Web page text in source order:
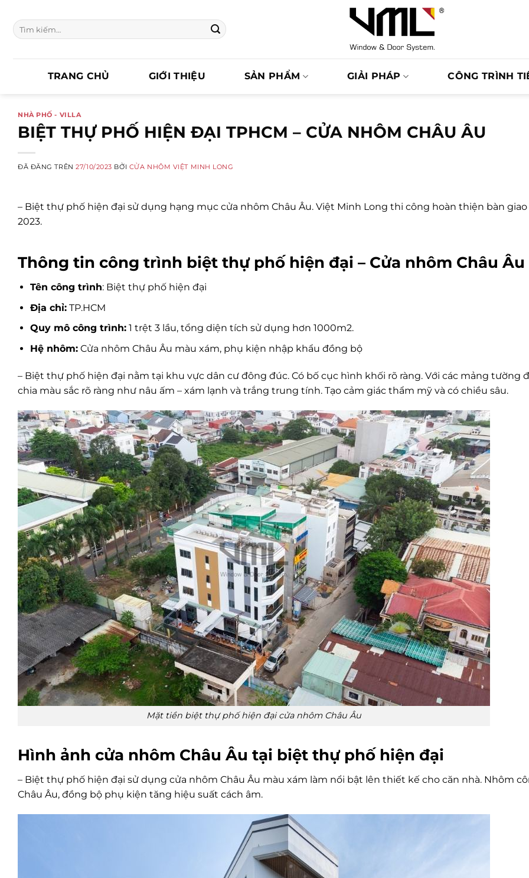
đến
nội
Tìm
kiếm:
TRANG CHỦ GIỚI THIỆU SẢN PHẨM GIẢI PHÁP CÔNG TRÌNH
NHÀ PHỐ - VILLA
BIỆT THỰ PHỐ HIỆN ĐẠI TPHCM – CỬA NHÔM CHÂU ÂU
ĐÃ ĐĂNG TRÊN27/10/2023 BỞI CỬA NHÔM VIỆT MINH LONG
– Biệt thự phố hiện đại sử dụng hạng mục cửa nhôm Châu Âu. Việt Minh Long thi công hoàn thiện bàn
2023.
Thông tin công trình biệt thự phố hiện đại – Cửa nhôm Châu Âu
Tên công trình: Biệt thự phố hiện đại
Địa chỉ:TP.HCM
Quy mô công trình:1 trệt 3 lầu, tổng diện tích sử dụng hơn 1000m2.
Hệ nhôm:Cửa nhôm Châu Âu màu xám, phụ kiện nhập khẩu đồng bộ
– Biệt thự phố hiện đại nằm tại khu vực dân cư đông đúc. Có bố cục hình khối rõ ràng. Với các mảng tường
chia màu sắc rõ ràng như nâu ấm – xám lạnh và trắng trung tính. Tạo cảm giác thẩm mỹ và có chiều sâu.
Mặt tiền biệt thự phố hiện đại cửa nhôm Châu Âu
Hình ảnh cửa nhôm Châu Âu tại biệt thự phố hiện đại
– Biệt thự phố hiện đại sử dụng cửa nhôm Châu Âu màu xám làm nổi bật lên thiết kế cho căn nhà. Nhôm
Châu Âu, đồng bộ phụ kiện tăng hiệu suất cách âm.